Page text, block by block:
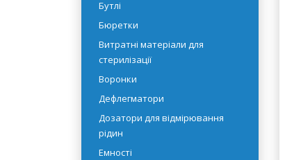
Аксесуари лабораторні
Бутлі
Бюретки
Витратні матеріали для
стерилізації
Воронки
Дефлегматори
Дозатори для відмірювання